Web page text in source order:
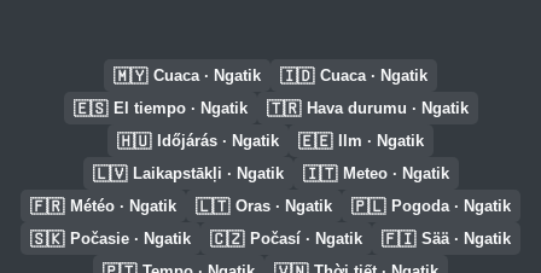
🇲🇾 Cuaca · Ngatik 🇮🇩 Cuaca · Ngatik
🇪🇸 El tiempo · Ngatik 🇹🇷 Hava durumu · Ngatik
🇭🇺 Időjárás · Ngatik 🇪🇪 Ilm · Ngatik
🇱🇻 Laikapstākļi · Ngatik 🇮🇹 Meteo · Ngatik
🇫🇷 Météo · Ngatik 🇱🇹 Oras · Ngatik 🇵🇱 Pogoda · Ngatik
🇸🇰 Počasie · Ngatik 🇨🇿 Počasí · Ngatik 🇫🇮 Sää · Ngatik